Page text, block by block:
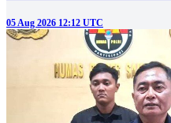
05 Aug 2026 12:12 UTC